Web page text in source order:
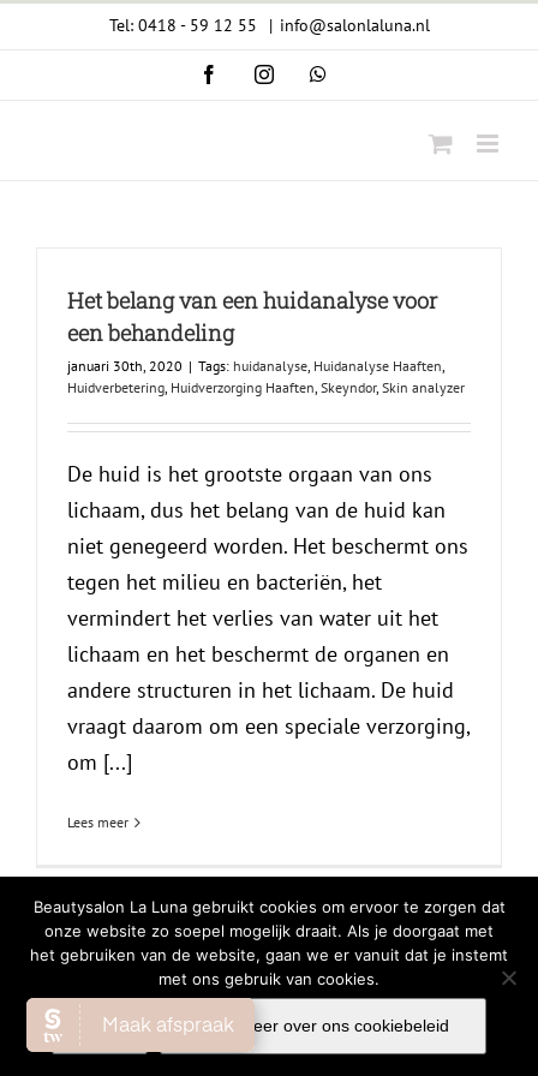
Tel: 0418 - 59 12 55 | info@salonlaluna.nl
FacebookInstagramWhatsApp
Het belang van een huidanalyse voor
een behandeling
januari 30th, 2020 | Tags: huidanalyse Huidanalyse Haaften
Huidverbetering Huidverzorging Haaften Skeyndor, Skin analyzer
De huid is het grootste orgaan van ons
lichaam, dus het belang van de huid kan
niet genegeerd worden. Het beschermt ons
tegen het milieu en bacteriën, het
vermindert het verlies van water uit het
lichaam en het beschermt de organen en
andere structuren in het lichaam. De huid
vraagt daarom om een speciale verzorging,
om [...]
Lees meer
© Copyright2026 | All Rights Reserved | Privacy Verklaring |Cookiebeleid
Facebook
Instagram
Beautysalon La Luna gebruikt cookies om ervoor te zorgen dat
onze website zo soepel mogelijk draait. Als je doorgaat met
het gebruiken van de website, gaan we er vanuit dat je instemt
met ons gebruik van cookies.
Ok Lees meer over ons cookiebeleid